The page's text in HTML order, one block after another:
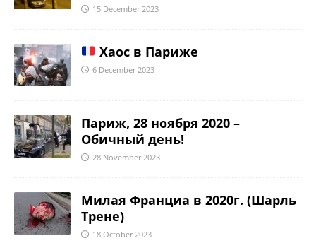
15 December 2023
Хаос в Париже
6 December 2023
Париж, 28 ноября 2020 –
Обичный день!
28 November 2023
Милая Франциа в 2020г. (Шарль
Трене)
18 October 2023